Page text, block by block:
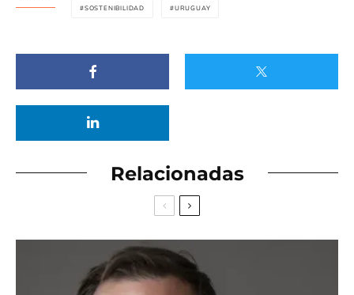
SOSTENIBILIDAD URUGUAY
Relacionadas